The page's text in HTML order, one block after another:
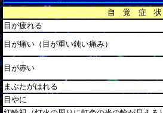
自 覚 症 状
目が疲れる
目が痛い（目が重い鈍い痛み）
目が赤い
まぶたがはれる
目やに